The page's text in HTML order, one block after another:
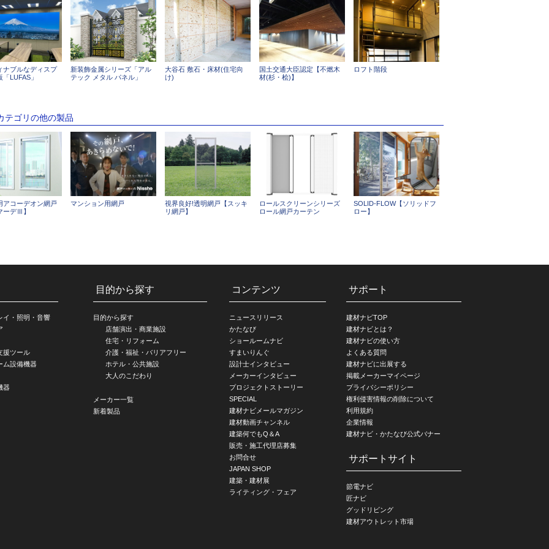
ナブルなディスプ
LUFAS」
新装飾金属シリーズ「アル
テック メタル パネル」
大谷石 敷石・床材(住宅向
け)
国土交通大臣認定【不燃木
材(杉・桧)】
ロフト階段
テゴリの他の製品
アコーデオン網戸
ーデⅢ】
マンション用網戸
視界良好!透明網戸【スッキ
リ網戸】
ロールスクリーンシリーズ
ロール網戸カーテン
SOLID-FLOW【ソリッドフ
ロー】
イ・照明・音響
援ツール
ム設備機器
器
目的から探す
目的から探す
店舗演出・商業施設
住宅・リフォーム
介護・福祉・バリアフリー
ホテル・公共施設
大人のこだわり
メーカー一覧
新着製品
コンテンツ
ニュースリリース
かたなび
ショールームナビ
すまいりんぐ
設計士インタビュー
メーカーインタビュー
プロジェクトストーリー
SPECIAL
建材ナビメールマガジン
建材動画チャンネル
建築何でもQ＆A
販売・施工代理店募集
お問合せ
JAPAN SHOP
建築・建材展
ライティング・フェア
サポート
建材ナビTOP
建材ナビとは？
建材ナビの使い方
よくある質問
建材ナビに出展する
掲載メーカーマイページ
プライバシーポリシー
権利侵害情報の削除について
利用規約
企業情報
建材ナビ・かたなび公式バナー
サポートサイト
節電ナビ
匠ナビ
グッドリビング
建材アウトレット市場